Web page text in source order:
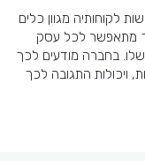
לקוחותיה מגוון כלים
כך מתאפשר לכל עסק
בחברה מודעים לכך
ויכולות התגובה לכך